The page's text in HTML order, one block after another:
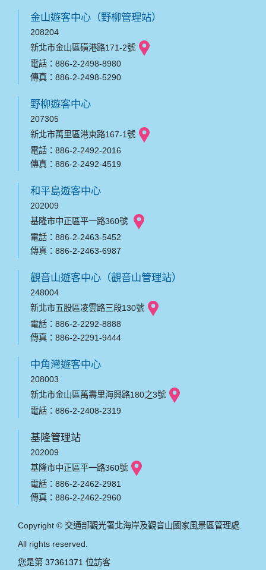
金山遊客中心（野柳管理站）
208204
新北市金山區磺港路171-2號
電話：886-2-2498-8980
傳真：886-2-2498-5290
野柳遊客中心
207305
新北市萬里區港東路167-1號
電話：886-2-2492-2016
傳真：886-2-2492-4519
和平島遊客中心
202009
基隆市中正區平一路360號
電話：886-2-2463-5452
傳真：886-2-2463-6987
觀音山遊客中心（觀音山管理站）
248004
新北市五股區凌雲路三段130號
電話：886-2-2292-8888
傳真：886-2-2291-9444
中角灣遊客中心
208003
新北市金山區萬壽里海興路180之3號
電話：886-2-2408-2319
基隆管理站
202009
基隆市中正區平一路360號
電話：886-2-2462-2981
傳真：886-2-2462-2960
Copyright © 交通部觀光署北海岸及觀音山國家風景區管理處.
All rights reserved.
您是第 37361371 位訪客